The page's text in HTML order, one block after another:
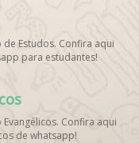
[Nome do Time]
Grátis, Grupo
WhatsApp Futebol Ao
Grupos de Esporte
Futebol, Link Grupo
WhatsApp NBA,
Estudos. Confira aqui
para estudantes!
Confira aqui
de whatsapp!